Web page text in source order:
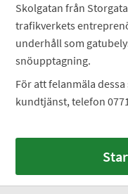
Skolgatan från
trafikverkets
underhåll som
snöupptagning.
För att felanmäla
kundtjänst, telefon